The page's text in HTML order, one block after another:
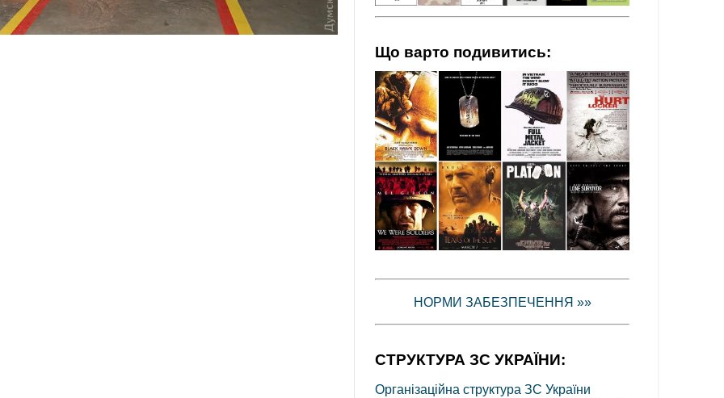
Що варто подивитись:
НОРМИ ЗАБЕЗПЕЧЕННЯ »»
СТРУКТУРА ЗС УКРАЇНИ:
Організаційна структура ЗС України